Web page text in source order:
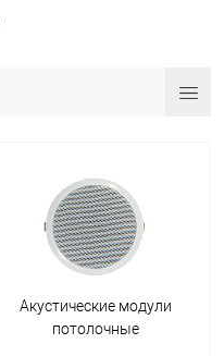
Акустические модули
потолочные